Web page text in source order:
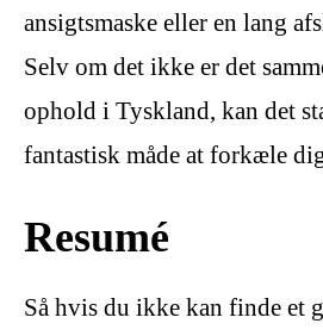
ansigtsmaske eller en lang
Selv om det ikke er det
ophold i Tyskland, kan det
fantastisk måde at forkæle
Resumé
Så hvis du ikke kan finde et